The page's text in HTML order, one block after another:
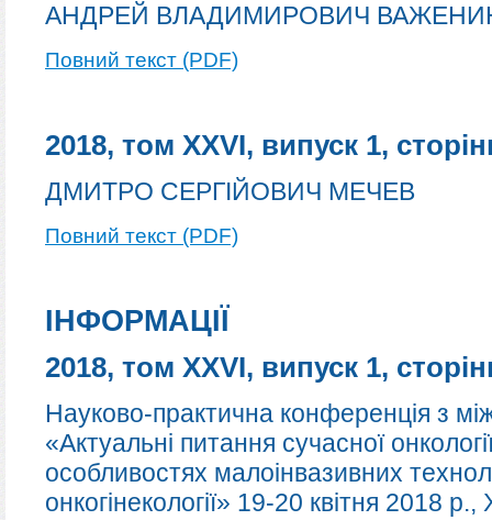
АНДРЕЙ ВЛАДИМИРОВИЧ
Повний текст (PDF)
2018, том XXVI, випуск 1,
ДМИТРО СЕРГІЙОВИЧ МЕЧЕВ
Повний текст (PDF)
ІНФОРМАЦІЇ
2018, том XXVI, випуск 1,
Науково-практична конференція з
«Актуальні питання сучасної
особливостях малоінвазивних
онкогінекології» 19-20 квітня 2018 р.,